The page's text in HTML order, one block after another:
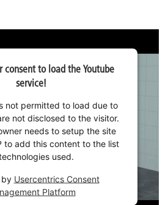
consent to load the Youtube
service!
not permitted to load due to
not disclosed to the visitor.
needs to setup the site
to add this content to the list
used.
by Usercentrics Consent
Platform